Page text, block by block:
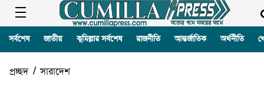
সর্বশেষ জাতীয় কুমিল্লার সর্বশেষ রাজনীতি আন্তর্জাতিক অর্থনীতি
প্রচ্ছদ/সারাদেশ